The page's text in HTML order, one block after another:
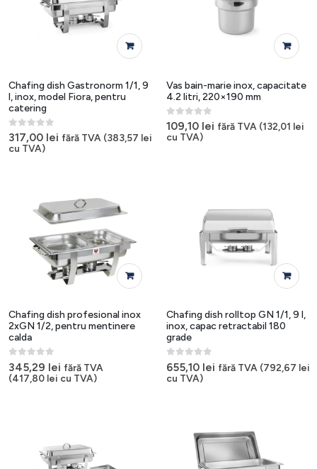
Chafing dish Gastronorm 1/1, 9
l, inox, model Fiora, pentru
catering
0out of 5
317,00 lei fără TVA (383,57 lei
cu TVA)
Vas bain-marie inox, capacitate
4.2 litri, 220×190 mm
0out of 5
109,10 lei fără TVA (132,01 lei
cu TVA)
Chafing dish profesional inox
2xGN 1/2, pentru mentinere
calda
0out of 5
345,29 lei fără TVA
(417,80 lei cu TVA)
Chafing dish rolltop GN 1/1, 9 l,
inox, capac retractabil 180
grade
0out of 5
655,10 lei fără TVA (792,67 lei
cu TVA)